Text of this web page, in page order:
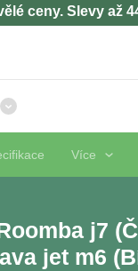
ceny. Slevy až
Více
j7
jet m6